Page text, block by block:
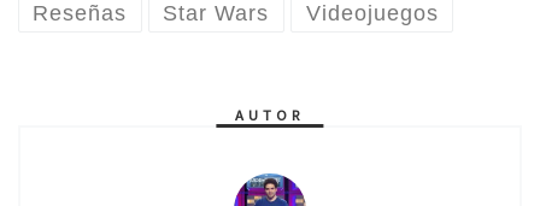
Reseñas Star Wars Videojuegos
AUTOR